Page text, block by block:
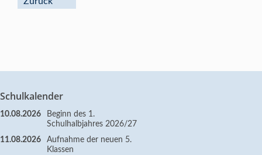
Schulkalender
10.08.2026
Beginn des 1.
Schulhalbjahres 2026/27
11.08.2026
Aufnahme der neuen 5.
Klassen